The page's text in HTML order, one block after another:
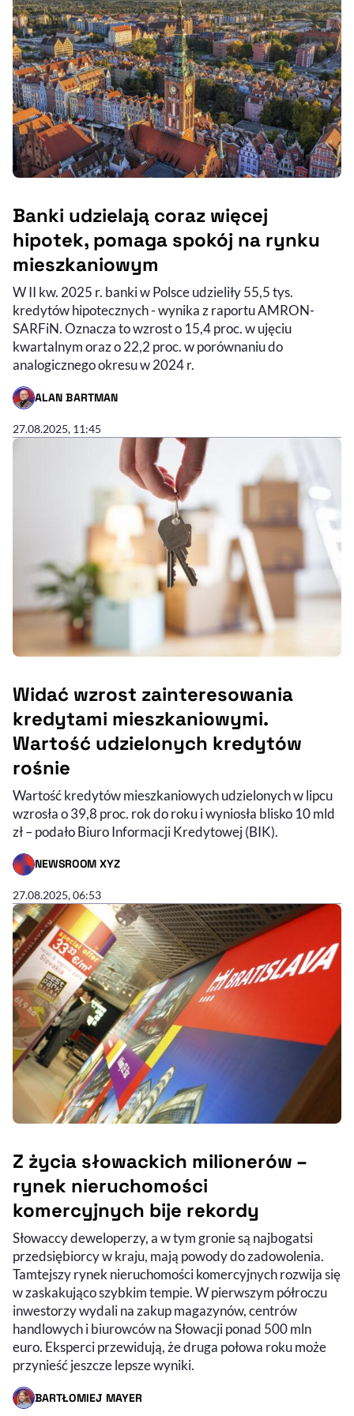
Banki udzielają coraz więcej
hipotek, pomaga spokój na rynku
mieszkaniowym
W II kw. 2025 r. banki w Polsce udzieliły 55,5 tys.
kredytów hipotecznych - wynika z raportu AMRON-
SARFiN. Oznacza to wzrost o 15,4 proc. w ujęciu
kwartalnym oraz o 22,2 proc. w porównaniu do
analogicznego okresu w 2024 r.
ALAN BARTMAN
- AUTOR ARTYKUŁU - PROFIL
27.08.2025, 11:45
Widać wzrost zainteresowania
kredytami mieszkaniowymi.
Wartość udzielonych kredytów
rośnie
Wartość kredytów mieszkaniowych udzielonych w lipcu
wzrosła o 39,8 proc. rok do roku i wyniosła blisko 10 mld
zł – podało Biuro Informacji Kredytowej (BIK).
NEWSROOM XYZ
- AUTOR ARTYKUŁU - PROFIL
27.08.2025, 06:53
Z życia słowackich milionerów –
rynek nieruchomości
komercyjnych bije rekordy
Słowaccy deweloperzy, a w tym gronie są najbogatsi
przedsiębiorcy w kraju, mają powody do zadowolenia.
Tamtejszy rynek nieruchomości komercyjnych rozwija się
w zaskakująco szybkim tempie. W pierwszym półroczu
inwestorzy wydali na zakup magazynów, centrów
handlowych i biurowców na Słowacji ponad 500 mln
euro. Eksperci przewidują, że druga połowa roku może
przynieść jeszcze lepsze wyniki.
BARTŁOMIEJ MAYER
- AUTOR ARTYKUŁU - PROFIL